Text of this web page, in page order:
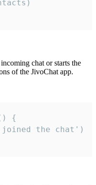
chat or starts the
of the JivoChat app.
{